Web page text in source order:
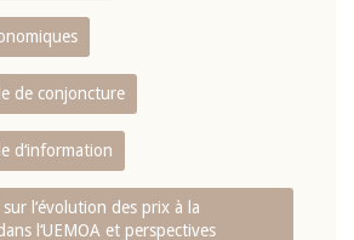
de conjoncture
d‘information
l‘évolution des prix à la
l‘UEMOA et perspectives